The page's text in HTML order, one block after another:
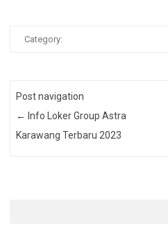
Category:
Post navigation
← Info Loker Group Astra
Karawang Terbaru 2023